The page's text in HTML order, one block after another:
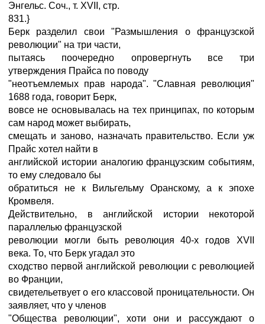
Энгельс. Соч., т. XVII, стр.
831.}
Берк разделил свои "Размышления о французской
революции" на три части,
пытаясь поочередно опровергнуть все три
утверждения Прайса по поводу
"неотъемлемых прав народа". "Славная революция"
1688 года, говорит Берк,
вовсе не основывалась на тех принципах, по которым
сам народ может выбирать,
смещать и заново, назначать правительство. Если уж
Прайс хотел найти в
английской истории аналогию французским событиям,
то ему следовало бы
обратиться не к Вильгельму Оранскому, а к эпохе
Кромвеля.
Действительно, в английской истории некоторой
параллелью французской
революции могли быть революция 40-х годов XVII
века. То, что Берк угадал это
сходство первой английской революции с революцией
во Франции,
свидетельетвует о его классовой проницательности. Он
заявляет, что у членов
"Общества революции", хоти они и рассуждают о